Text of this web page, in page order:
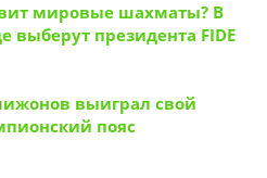
мировые шахматы? В
выберут президента FIDE
выиграл свой
пояс